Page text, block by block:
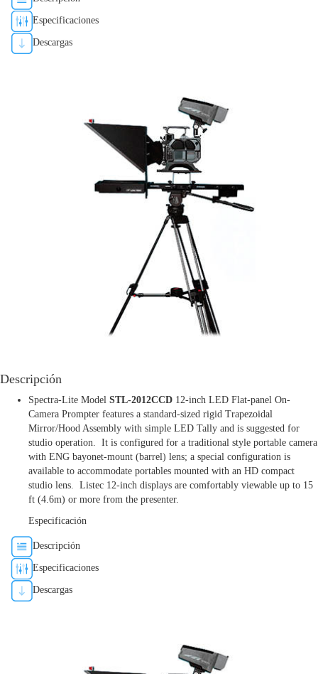
Especificaciones
Descargas
Descripción
Spectra-Lite Model STL-2012CCD 12-inch LED Flat-panel On-
Camera Prompter features a standard-sized rigid Trapezoidal
Mirror/Hood Assembly with simple LED Tally and is suggested for
studio operation. It is configured for a traditional style portable camera
with ENG bayonet-mount (barrel) lens; a special configuration is
available to accommodate portables mounted with an HD compact
studio lens. Listec 12-inch displays are comfortably viewable up to 15
ft (4.6m) or more from the presenter.
Especificación
Descripción
Especificaciones
Descargas